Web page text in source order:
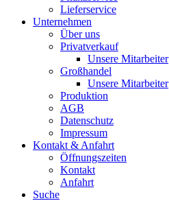
Lieferservice
Unternehmen
Über uns
Privatverkauf
Unsere Mitarbeiter
Großhandel
Unsere Mitarbeiter
Produktion
AGB
Datenschutz
Impressum
Kontakt & Anfahrt
Öffnungszeiten
Kontakt
Anfahrt
Suche